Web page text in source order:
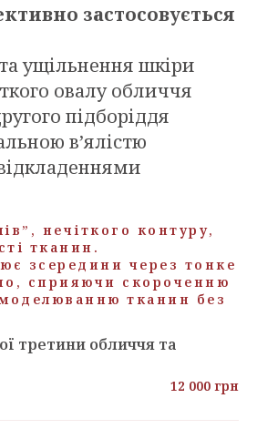
застосовується
ущільнення шкіри
овалу обличчя
підборіддя
в’ялістю
нечіткого контуру,
тканин.
зсередини через тонке
сприяючи скороченню
тканин без
третини обличчя та
12 000 грн